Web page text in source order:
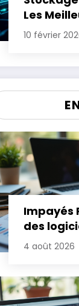
Les
pour
10 février
Impayés
des
gagner
4 août 2026